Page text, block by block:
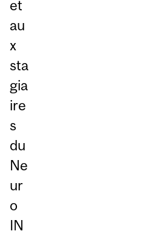
et
au
x
sta
gia
ire
s
du
Ne
ur
o
IN